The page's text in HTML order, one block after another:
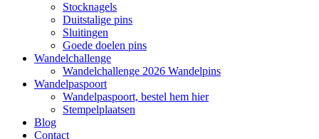
Stocknagels
Duitstalige pins
Sluitingen
Goede doelen pins
Wandelchallenge
Wandelchallenge 2026 Wandelpins
Wandelpaspoort
Wandelpaspoort, bestel hem hier
Stempelplaatsen
Blog
Contact